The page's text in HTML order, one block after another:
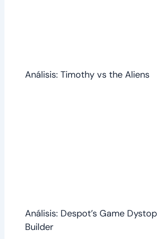
Análisis: Timothy vs the Aliens
Análisis: Despot’s Game
Builder